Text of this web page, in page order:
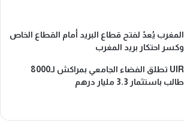
المغرب يُعدّ لفتح قطاع البريد أمام القطاع الخاص
وكسر احتكار بريد المغرب
UIR تطلق الفضاء الجامعي بمراكش لـ8000
طالب باستثمار 3.3 مليار درهم